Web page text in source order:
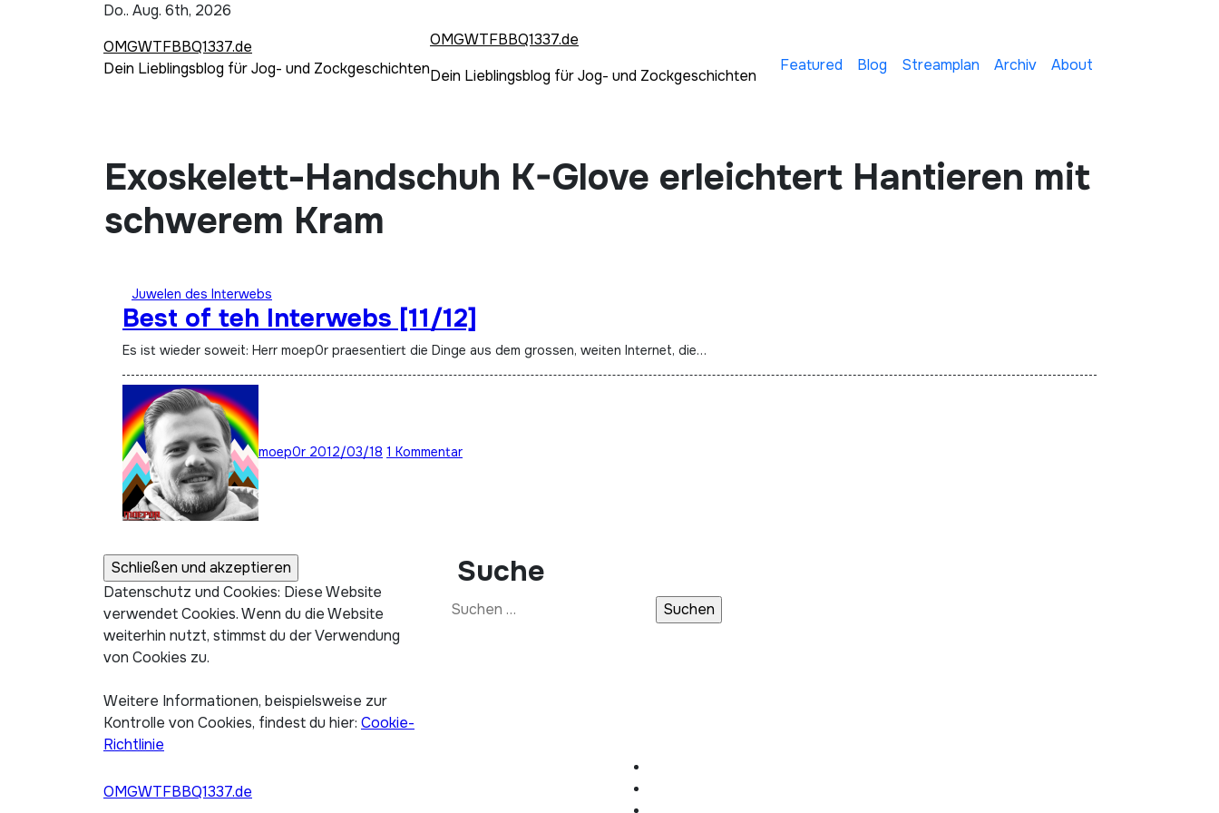
Do.. Aug. 6th, 2026
OMGWTFBBQ1337.de
Dein Lieblingsblog für Jog- und Zockgeschichten
OMGWTFBBQ1337.de
Dein Lieblingsblog für Jog- und Zockgeschichten
Featured Blog Streamplan Archiv About
Exoskelett-Handschuh K-Glove erleichtert Hantieren mit
schwerem Kram
Juwelen des Interwebs
Best of teh Interwebs [11/12]
Es ist wieder soweit: Herr moep0r praesentiert die Dinge aus dem grossen, weiten Internet, die…
moep0r 2012/03/18 1 Kommentar
Datenschutz und Cookies: Diese Website
verwendet Cookies. Wenn du die Website
weiterhin nutzt, stimmst du der Verwendung
von Cookies zu.
Weitere Informationen, beispielsweise zur
Kontrolle von Cookies, findest du hier: Cookie-
Richtlinie
Suche
Suchen
OMGWTFBBQ1337.de